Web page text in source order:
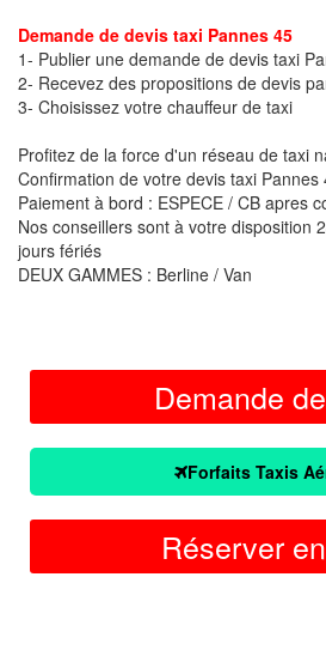
Demande de devis taxi Pannes 45
1- Publier une demande de devis taxi
2- Recevez des propositions de devis
3- Choisissez votre chauffeur de taxi
Profitez de la force d'un réseau de taxi
Confirmation de votre devis taxi
Paiement à bord : ESPECE / CB apres
Nos conseillers sont à votre disposition
jours fériés
DEUX GAMMES : Berline / Van
Demande
Forfaits Taxis
Réserver